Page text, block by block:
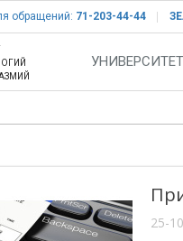
обращений: 71-203-44-44
УНИВЕРСИТЕТ
25-